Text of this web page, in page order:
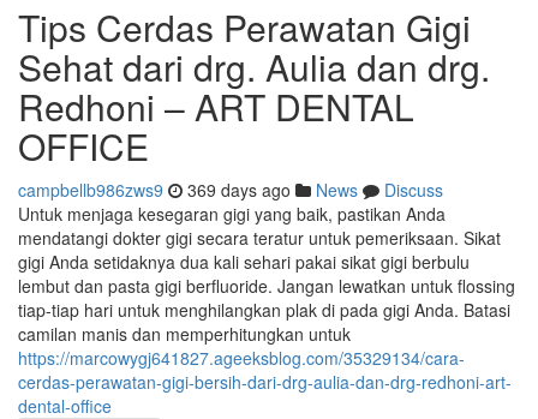
Tips Cerdas Perawatan Gigi
Sehat dari drg. Aulia dan drg.
Redhoni – ART DENTAL
OFFICE
campbellb986zws9 369 days ago News
Discuss
Untuk menjaga kesegaran gigi yang baik, pastikan Anda
mendatangi dokter gigi secara teratur untuk pemeriksaan. Sikat
gigi Anda setidaknya dua kali sehari pakai sikat gigi berbulu
lembut dan pasta gigi berfluoride. Jangan lewatkan untuk flossing
tiap-tiap hari untuk menghilangkan plak di pada gigi Anda. Batasi
camilan manis dan memperhitungkan untuk
https://marcowygj641827.ageeksblog.com/35329134/cara-
cerdas-perawatan-gigi-bersih-dari-drg-aulia-dan-drg-redhoni-art-
dental-office